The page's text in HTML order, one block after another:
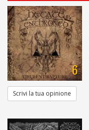
6
Scrivi la tua opinione